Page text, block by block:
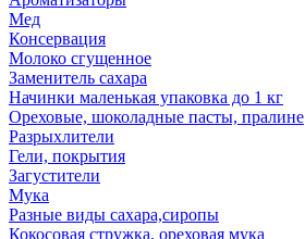
Мед
Консервация
Молоко сгущенное
Заменитель сахара
Начинки маленькая упаковка до 1 кг
Ореховые, шоколадные пасты, пралине
Разрыхлители
Гели, покрытия
Загустители
Мука
Разные виды сахара,сиропы
Кокосовая стружка, ореховая мука